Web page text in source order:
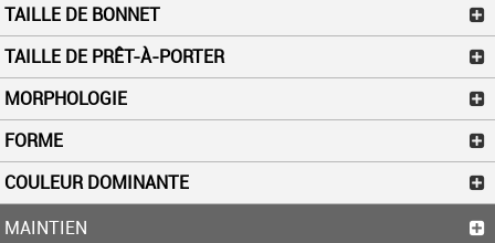
TAILLE DE BONNET
TAILLE DE PRÊT-À-PORTER
MORPHOLOGIE
FORME
COULEUR DOMINANTE
MAINTIEN